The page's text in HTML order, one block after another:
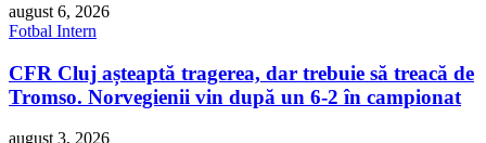
august 6, 2026
Fotbal Intern
CFR Cluj așteaptă tragerea, dar trebuie să treacă de
Tromso. Norvegienii vin după un 6-2 în campionat
august 3, 2026